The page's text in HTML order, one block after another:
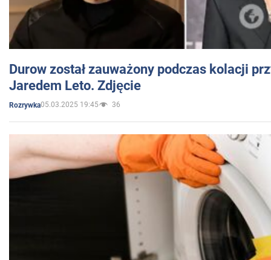
Durow został zauważony podczas kolacji
Jaredem Leto. Zdjęcie
Rozrywka05.03.2025 19:45 36